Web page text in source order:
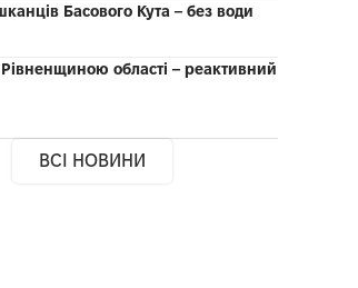
Басового Кута – без води
Рівненщиною області – реактивний
ВСІ НОВИНИ